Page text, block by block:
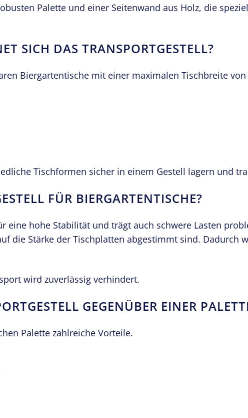
Palette und einer Seitenwand aus Holz, die
SICH DAS TRANSPORTGESTELL?
Biergartentische mit einer maximalen Tischbreite von
Tischformen sicher in einem Gestell lagern und
FÜR BIERGARTENTISCHE?
eine hohe Stabilität und trägt auch schwere Lasten
die Stärke der Tischplatten abgestimmt sind. Dadurch
wird zuverlässig verhindert.
GEGENÜBER EINER
Palette zahlreiche Vorteile.